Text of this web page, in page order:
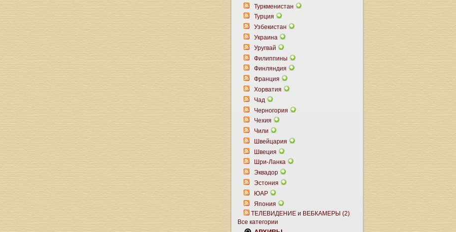
Туркменистан
Турция
Узбекистан
Украина
Уругвай
Филиппины
Финляндия
Франция
Хорватия
Чад
Черногория
Чехия
Чили
Швейцария
Швеция
Шри-Ланка
Эквадор
Эстония
ЮАР
Япония
ТЕЛЕВИДЕНИЕ и ВЕБКАМЕРЫ (2)
Все категории